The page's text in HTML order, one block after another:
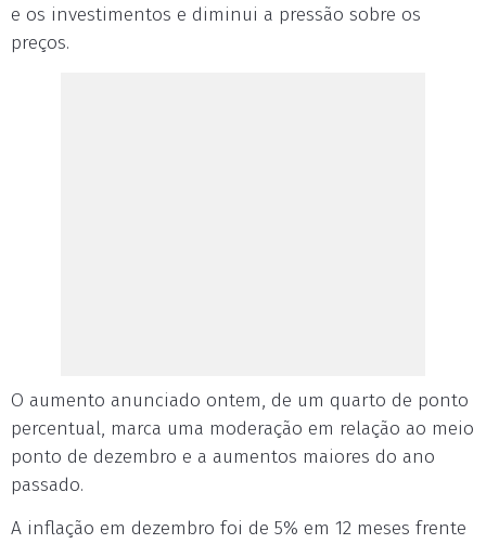
e os investimentos e diminui a pressão sobre os
preços.
O aumento anunciado ontem, de um quarto de ponto
percentual, marca uma moderação em relação ao meio
ponto de dezembro e a aumentos maiores do ano
passado.
A inflação em dezembro foi de 5% em 12 meses frente